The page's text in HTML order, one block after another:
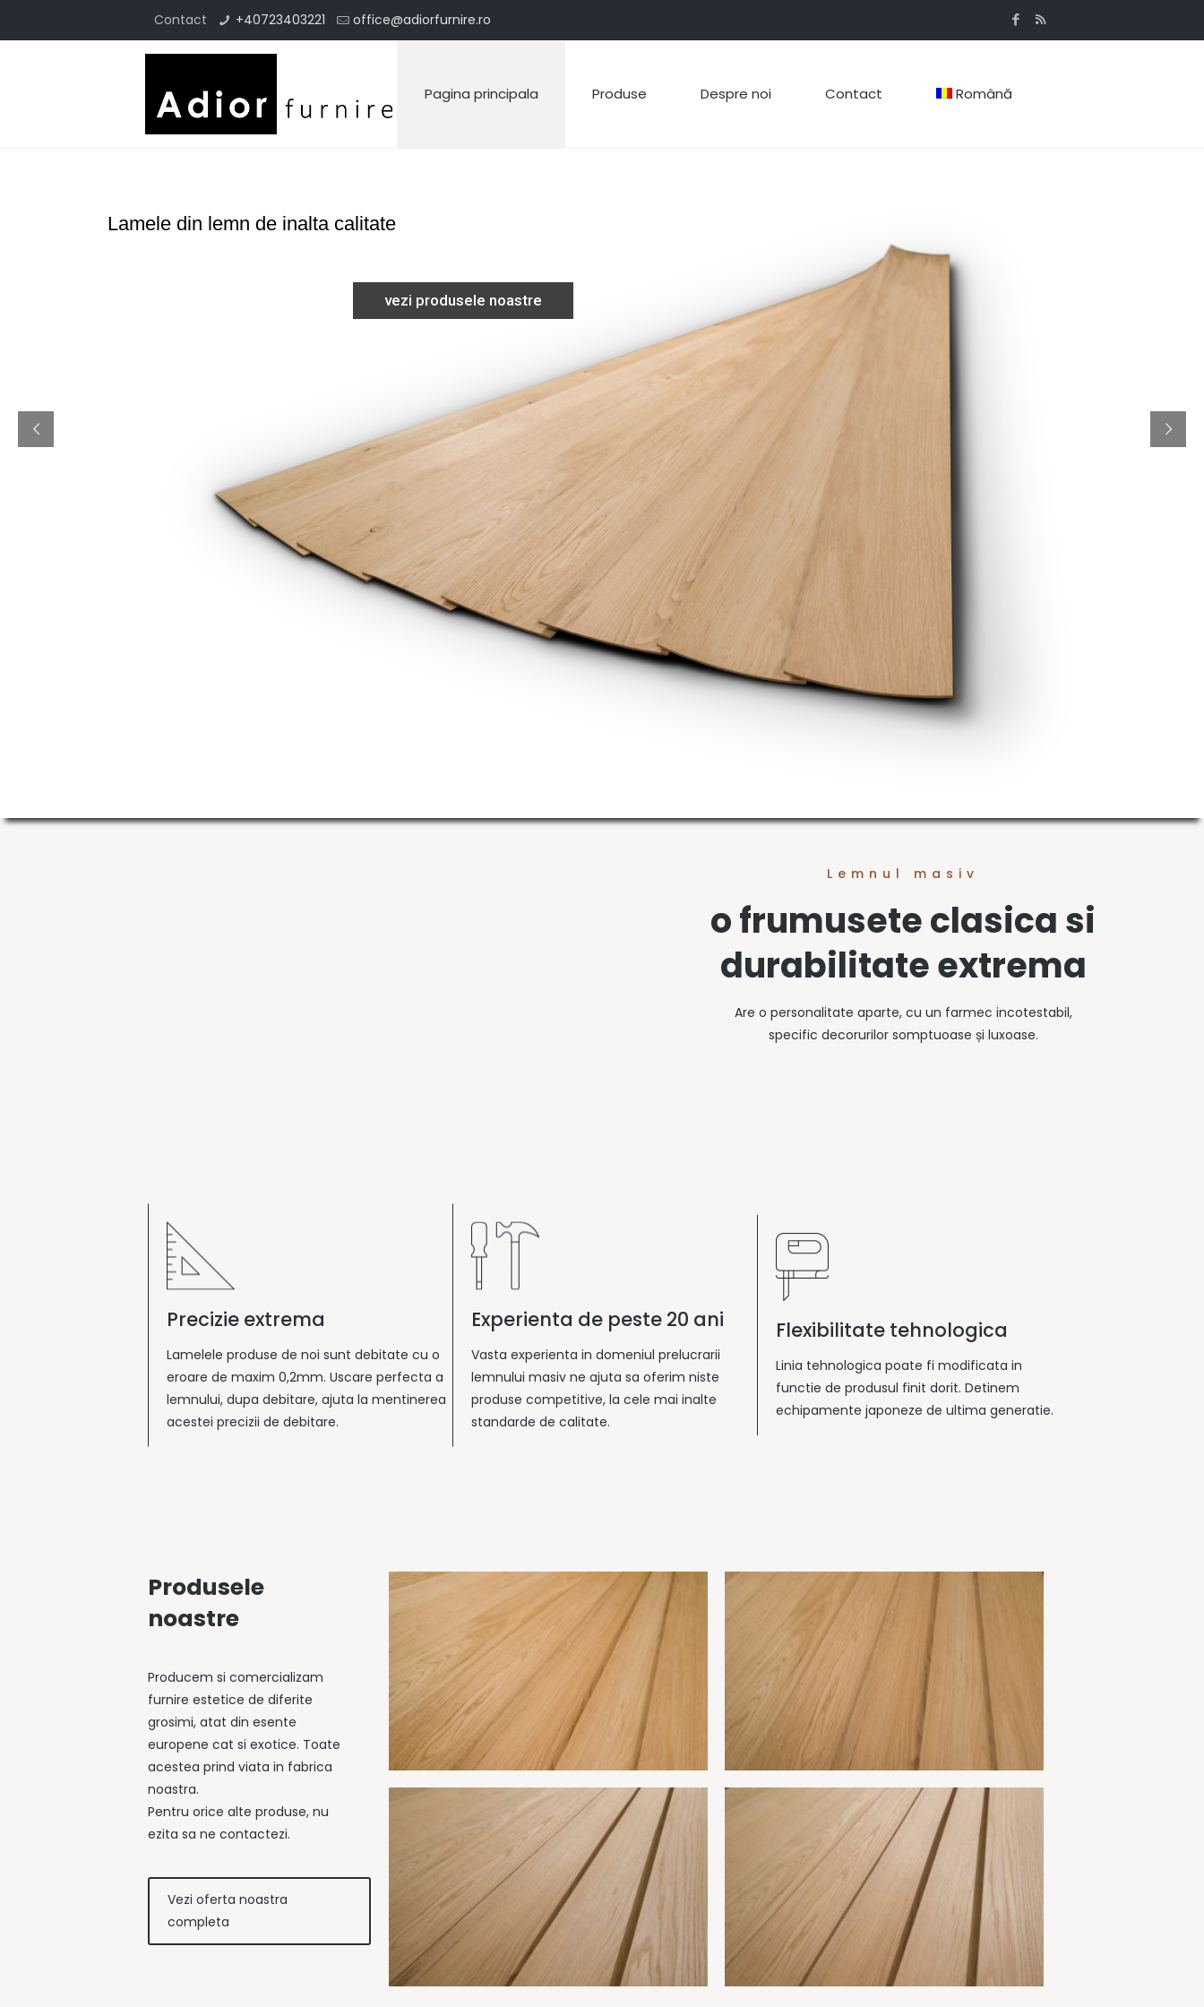
Contact +40723403221 office@adiorfurnire.ro
Pagina principala Produse Despre noi Contact Română
Lamele din lemn de inalta calitate
vezi produsele noastre
Lemnul masiv
o frumusete clasica si
durabilitate extrema
Are o personalitate aparte, cu un farmec incotestabil,
specific decorurilor somptuoase și luxoase.
Precizie extrema
Lamelele produse de noi sunt debitate cu o
eroare de maxim 0,2mm. Uscare perfecta a
lemnului, dupa debitare, ajuta la mentinerea
acestei precizii de debitare.
Experienta de peste 20 ani
Vasta experienta in domeniul prelucrarii
lemnului masiv ne ajuta sa oferim niste
produse competitive, la cele mai inalte
standarde de calitate.
Flexibilitate tehnologica
Linia tehnologica poate fi modificata in
functie de produsul finit dorit. Detinem
echipamente japoneze de ultima generatie.
Produsele
noastre
Producem si comercializam
furnire estetice de diferite
grosimi, atat din esente
europene cat si exotice. Toate
acestea prind viata in fabrica
noastra.
Pentru orice alte produse, nu
ezita sa ne contactezi.
Vezi oferta noastra
completa